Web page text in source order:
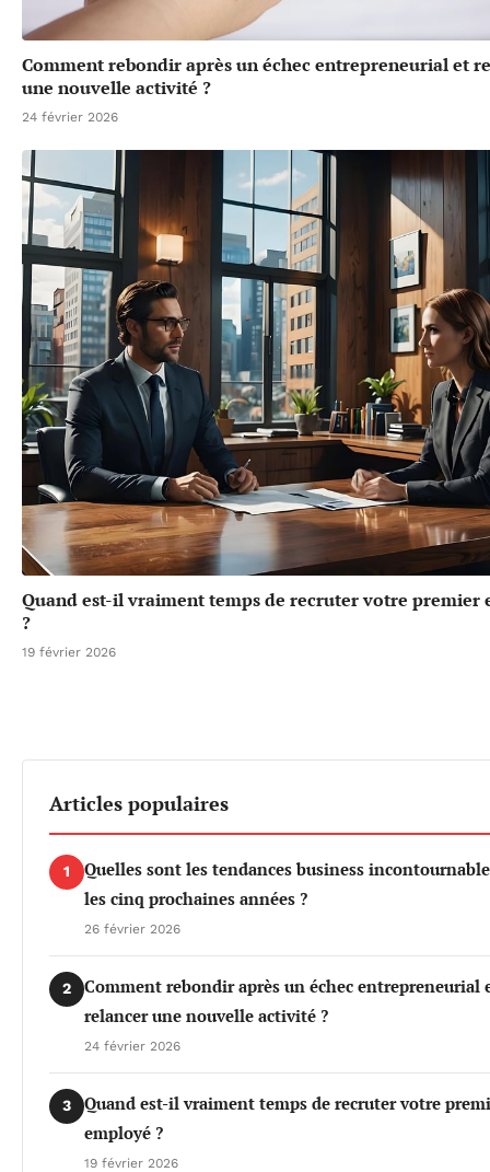
Comment rebondir après un échec entrepreneurial et
une nouvelle activité ?
24 février 2026
Quand est-il vraiment temps de recruter votre premier
?
19 février 2026
Articles populaires
1
Quelles sont les tendances business
les cinq prochaines années ?
26 février 2026
2
Comment rebondir après un échec entrepreneurial
relancer une nouvelle activité ?
24 février 2026
3
Quand est-il vraiment temps de recruter votre
employé ?
19 février 2026